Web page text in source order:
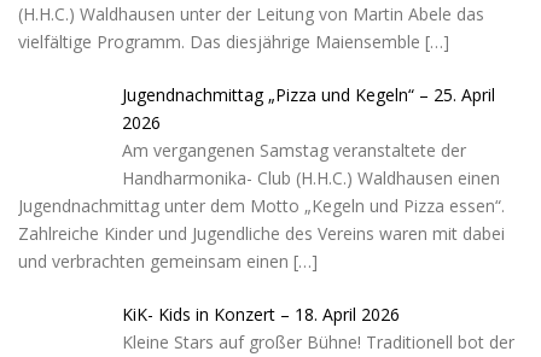
(H.H.C.) Waldhausen unter der Leitung von Martin Abele das
vielfältige Programm. Das diesjährige Maiensemble […]
Jugendnachmittag „Pizza und Kegeln“ – 25. April
2026
Am vergangenen Samstag veranstaltete der
Handharmonika- Club (H.H.C.) Waldhausen einen
Jugendnachmittag unter dem Motto „Kegeln und Pizza essen“.
Zahlreiche Kinder und Jugendliche des Vereins waren mit dabei
und verbrachten gemeinsam einen […]
KiK- Kids in Konzert – 18. April 2026
Kleine Stars auf großer Bühne! Traditionell bot der